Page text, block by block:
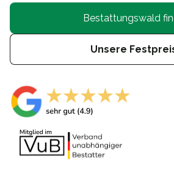
Bestattungswald
Unsere